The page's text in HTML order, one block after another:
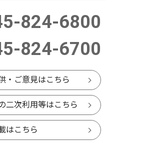
824-6800
824-6700
・ご意見はこちら
二次利用等はこちら
はこちら